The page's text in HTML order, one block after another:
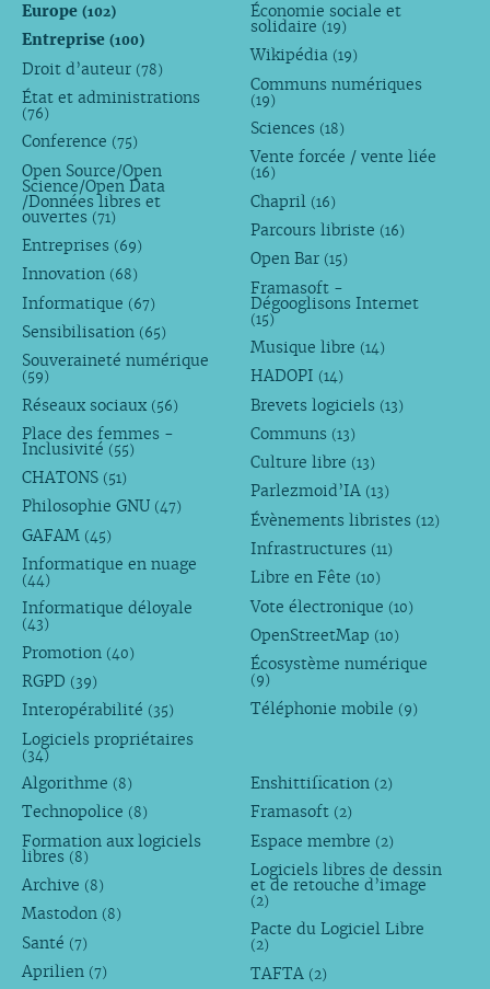
Europe (102)
Entreprise (100)
Droit d’auteur (78)
État et administrations
(76)
Conference (75)
Open Source/Open
Science/Open Data
/Données libres et
ouvertes (71)
Entreprises (69)
Innovation (68)
Informatique (67)
Sensibilisation (65)
Souveraineté numérique
(59)
Réseaux sociaux (56)
Place des femmes -
Inclusivité (55)
CHATONS (51)
Philosophie GNU (47)
GAFAM (45)
Informatique en nuage
(44)
Informatique déloyale
(43)
Promotion (40)
RGPD (39)
Interopérabilité (35)
Logiciels propriétaires
(34)
Économie sociale et
solidaire (19)
Wikipédia (19)
Communs numériques
(19)
Sciences (18)
Vente forcée / vente liée
(16)
Chapril (16)
Parcours libriste (16)
Open Bar (15)
Framasoft -
Dégooglisons Internet
(15)
Musique libre (14)
HADOPI (14)
Brevets logiciels (13)
Communs (13)
Culture libre (13)
Parlezmoid’IA (13)
Évènements libristes (12)
Infrastructures (11)
Libre en Fête (10)
Vote électronique (10)
OpenStreetMap (10)
Écosystème numérique
(9)
Téléphonie mobile (9)
Algorithme (8)
Technopolice (8)
Formation aux logiciels
libres (8)
Archive (8)
Mastodon (8)
Santé (7)
Aprilien (7)
Enshittification (2)
Framasoft (2)
Espace membre (2)
Logiciels libres de dessin
et de retouche d’image
(2)
Pacte du Logiciel Libre
(2)
TAFTA (2)